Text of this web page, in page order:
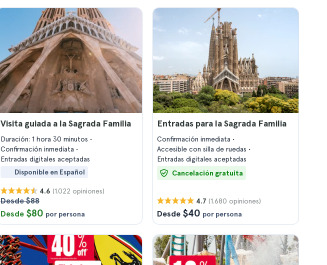
Visita guiada a la Sagrada Familia
Duración: 1 hora 30 minutos
Confirmación inmediata
Entradas digitales aceptadas
Disponible en Español
4.6 (1.022 opiniones)
Desde $88
Desde $80 por persona
Entradas para la Sagrada Familia
Confirmación inmediata
Accesible con silla de ruedas
Entradas digitales aceptadas
Cancelación gratuita
4.7 (1.680 opiniones)
Desde $40 por persona